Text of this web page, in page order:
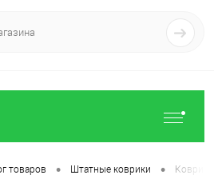
товаров • Штатные коврики • Коврик